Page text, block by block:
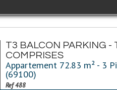
T3 BALCON PARKING -
COMPRISES
Appartement 72.83 m² - 3
(69100)
Ref 488